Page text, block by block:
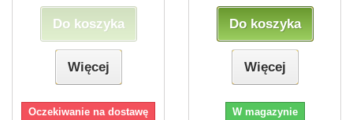
Do koszyka
Więcej
Oczekiwanie na dostawę
Do koszyka
Więcej
W magazynie